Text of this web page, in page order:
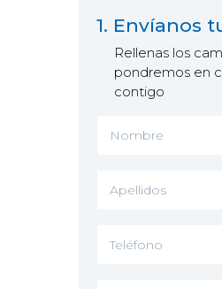
1. Envíanos
Rellenas los
pondremos en
contigo